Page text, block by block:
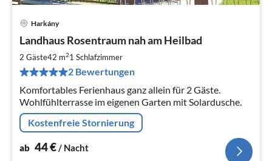
Harkány
Landhaus Rosentraum nah am Heilbad
2 Gäste42 m21 Schlafzimmer
2 Bewertungen
Komfortables Ferienhaus ganz allein für 2 Gäste.
Wohlfühlterrasse im eigenen Garten mit Solardusche.
Kostenfreie Stornierung
ab 44€/ Nacht